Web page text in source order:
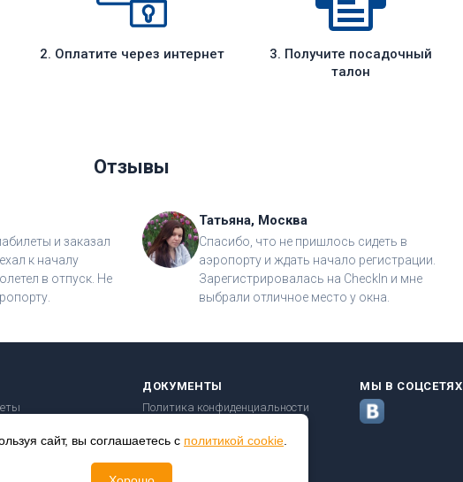
2. Оплатите через интернет
3. Получите посадочный
талон
Отзывы
и заказал
к началу
в отпуск. Не
Татьяна, Москва
Спасибо, что не пришлось сидеть в
аэропорту и ждать начало регистрации.
Зарегистрировалась на CheckIn и мне
выбрали отличное место у окна.
ДОКУМЕНТЫ
Политика конфиденциальности
Правила перевозки
Безопасность платежей
МЫ В СОЦСЕТЯХ
сайт, вы соглашаетесь с политикой cookie